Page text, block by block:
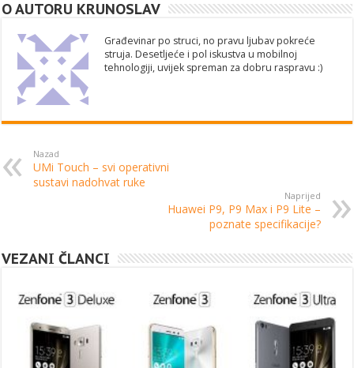
O AUTORU KRUNOSLAV
Građevinar po struci, no pravu ljubav pokreće
struja. Desetljeće i pol iskustva u mobilnoj
tehnologiji, uvijek spreman za dobru raspravu :)
Nazad
UMi Touch – svi operativni
sustavi nadohvat ruke
Naprijed
Huawei P9, P9 Max i P9 Lite –
poznate specifikacije?
VEZANI ČLANCI